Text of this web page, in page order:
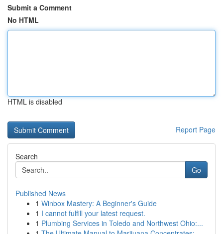
Submit a Comment
No HTML
HTML is disabled
Report Page
Search
Go
Published News
1 Winbox Mastery: A Beginner's Guide
1 I cannot fulfill your latest request.
1 Plumbing Services in Toledo and Northwest Ohio:...